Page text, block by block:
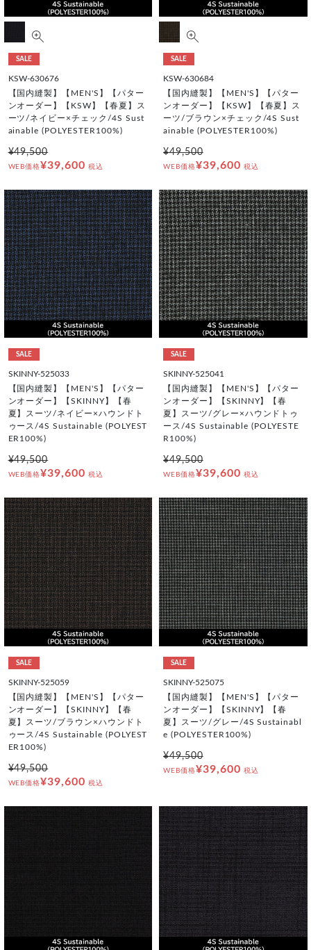
SALE
KSW-630676
【国内縫製】【MEN'S】【パター
ンオーダー】【KSW】【春夏】ス
ーツ/ネイビー×チェック/4S Sust
ainable (POLYESTER100%)
¥49,500
WEB価格¥39,600 税込
SALE
KSW-630684
【国内縫製】【MEN'S】【パター
ンオーダー】【KSW】【春夏】ス
ーツ/ブラウン×チェック/4S Sust
ainable (POLYESTER100%)
¥49,500
WEB価格¥39,600 税込
SALE
SKINNY-525033
【国内縫製】【MEN'S】【パター
ンオーダー】【SKINNY】【春
夏】スーツ/ネイビー×ハウンドト
ゥース/4S Sustainable (POLYEST
ER100%)
¥49,500
WEB価格¥39,600 税込
SALE
SKINNY-525041
【国内縫製】【MEN'S】【パター
ンオーダー】【SKINNY】【春
夏】スーツ/グレー×ハウンドトゥ
ース/4S Sustainable (POLYESTE
R100%)
¥49,500
WEB価格¥39,600 税込
SALE
SKINNY-525059
【国内縫製】【MEN'S】【パター
ンオーダー】【SKINNY】【春
夏】スーツ/ブラウン×ハウンドト
ゥース/4S Sustainable (POLYEST
ER100%)
¥49,500
WEB価格¥39,600 税込
SALE
SKINNY-525075
【国内縫製】【MEN'S】【パター
ンオーダー】【SKINNY】【春
夏】スーツ/グレー/4S Sustainabl
e (POLYESTER100%)
¥49,500
WEB価格¥39,600 税込